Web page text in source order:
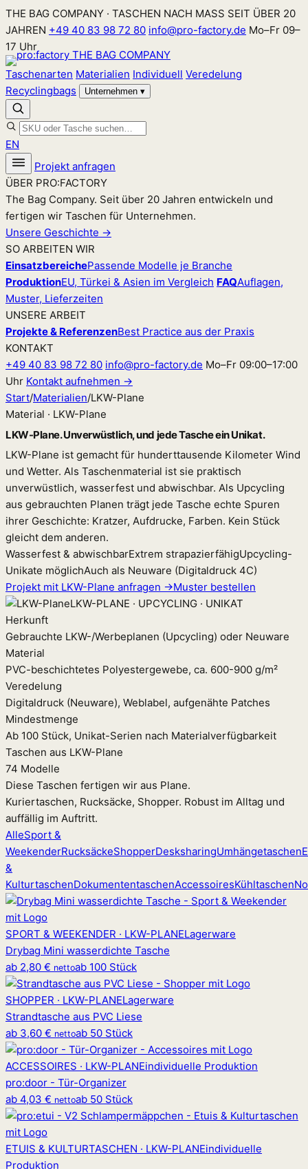
Zum
Inhalt
springen
THE BAG COMPANY · TASCHEN NACH MASS SEIT ÜBER 20
JAHREN +49 40 83 98 72 80 info@pro-factory.de Mo–Fr 09–
17 Uhr
Taschenarten Materialien Individuell Veredelung
Recyclingbags
Unternehmen ▾
EN
Projekt anfragen
ÜBER PRO:FACTORY
The Bag Company. Seit über 20 Jahren entwickeln und
fertigen wir Taschen für Unternehmen.
Unsere Geschichte →
SO ARBEITEN WIR
EinsatzbereichePassende Modelle je Branche
ProduktionEU, Türkei & Asien im Vergleich FAQAuflagen,
Muster, Lieferzeiten
UNSERE ARBEIT
Projekte & ReferenzenBest Practice aus der Praxis
KONTAKT
+49 40 83 98 72 80 info@pro-factory.de Mo–Fr 09:00–17:00
Uhr Kontakt aufnehmen →
Start/Materialien/LKW-Plane
Material · LKW-Plane
LKW-Plane. Unverwüstlich, und jede Tasche ein Unikat.
LKW-Plane ist gemacht für hunderttausende Kilometer Wind
und Wetter. Als Taschenmaterial ist sie praktisch
unverwüstlich, wasserfest und abwischbar. Als Upcycling
aus gebrauchten Planen trägt jede Tasche echte Spuren
ihrer Geschichte: Kratzer, Aufdrucke, Farben. Kein Stück
gleicht dem anderen.
Wasserfest & abwischbarExtrem strapazierfähigUpcycling-
Unikate möglichAuch als Neuware (Digitaldruck 4C)
Projekt mit LKW-Plane anfragen →Muster bestellen
LKW-PLANE · UPCYCLING · UNIKAT
Herkunft
Gebrauchte LKW-/Werbeplanen (Upcycling) oder Neuware
Material
PVC-beschichtetes Polyestergewebe, ca. 600-900 g/m²
Veredelung
Digitaldruck (Neuware), Weblabel, aufgenähte Patches
Mindestmenge
Ab 100 Stück, Unikat-Serien nach Materialverfügbarkeit
Taschen aus LKW-Plane
74 Modelle
Diese Taschen fertigen wir aus Plane.
Kuriertaschen, Rucksäcke, Shopper. Robust im Alltag und
auffällig im Auftritt.
AlleSport &
WeekenderRucksäckeShopperDesksharingUmhängetaschen
&
KulturtaschenDokumententaschenAccessoiresKühltaschen
SPORT & WEEKENDER · LKW-PLANELagerware
Drybag Mini wasserdichte Tasche
ab 2,80 € nettoab 100 Stück
SHOPPER · LKW-PLANELagerware
Strandtasche aus PVC Liese
ab 3,60 € nettoab 50 Stück
ACCESSOIRES · LKW-PLANEindividuelle Produktion
pro:door - Tür-Organizer
ab 4,03 € nettoab 50 Stück
ETUIS & KULTURTASCHEN · LKW-PLANEindividuelle
Produktion